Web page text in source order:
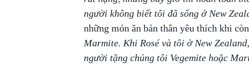
người không biết tôi đã sống ở New
những món ăn bản thân yêu thích khi
Marmite. Khi Rosé và tôi ở New
người tặng chúng tôi Vegemite hoặc